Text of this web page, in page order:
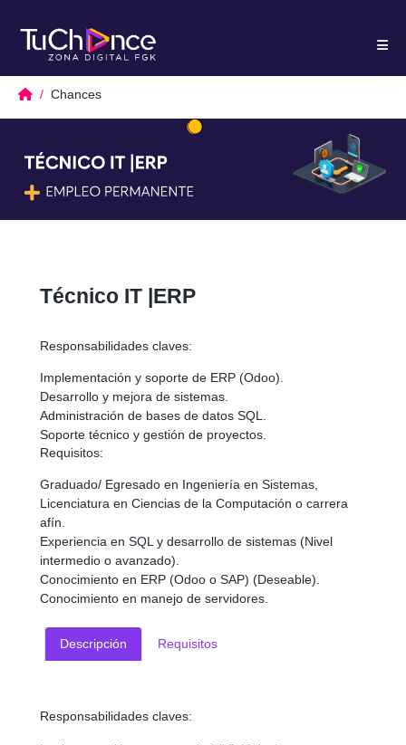
Chances
Técnico IT |ERP
Responsabilidades claves:
Implementación y soporte de ERP (Odoo).
Desarrollo y mejora de sistemas.
Administración de bases de datos SQL.
Soporte técnico y gestión de proyectos.
Requisitos:
Graduado/ Egresado en Ingeniería en Sistemas,
Licenciatura en Ciencias de la Computación o carrera
afín.
Experiencia en SQL y desarrollo de sistemas (Nivel
intermedio o avanzado).
Conocimiento en ERP (Odoo o SAP) (Deseable).
Conocimiento en manejo de servidores.
Descripción Requisitos
Responsabilidades claves: